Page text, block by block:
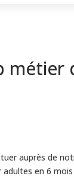
métier
auprès de
en 6